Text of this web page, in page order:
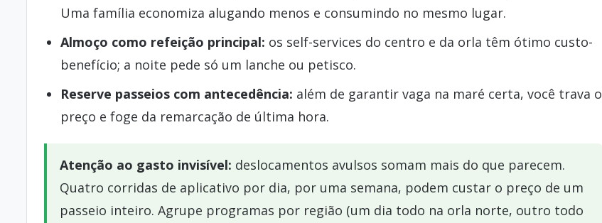
Uma família economiza alugando menos e consumindo no mesmo lugar.
Almoço como refeição principal: os self-services do centro e da orla têm ótimo custo-
benefício; a noite pede só um lanche ou petisco.
Reserve passeios com antecedência: além de garantir vaga na maré certa, você trava o
preço e foge da remarcação de última hora.
Atenção ao gasto invisível: deslocamentos avulsos somam mais do que parecem.
Quatro corridas de aplicativo por dia, por uma semana, podem custar o preço de um
passeio inteiro. Agrupe programas por região (um dia todo na orla norte, outro todo